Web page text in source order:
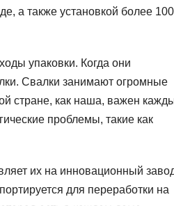
а также установкой более 100
упаковки. Когда они
Свалки занимают огромные
стране, как наша, важен
проблемы, такие как
их на инновационный
для переработки на